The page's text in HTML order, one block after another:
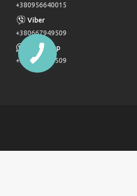
Трапи
Паяльники для пластикових труб
Дзеркала
Дитячі ліжечка
Кухонні модулі
+380956640015
+380667949509
+380667949509